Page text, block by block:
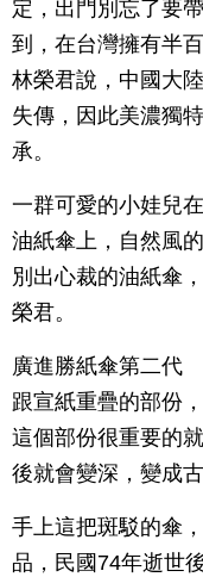
定，出門別忘了要
到，在台灣擁有半
林榮君說，中國大
失傳，因此美濃獨
承。
一群可愛的小娃兒
油紙傘上，自然風
別出心裁的油紙傘
榮君。
廣進勝紙傘第二代
跟宣紙重疊的部份
這個部份很重要的
後就會變深，變成古
手上這把斑駁的傘
品，民國74年逝世